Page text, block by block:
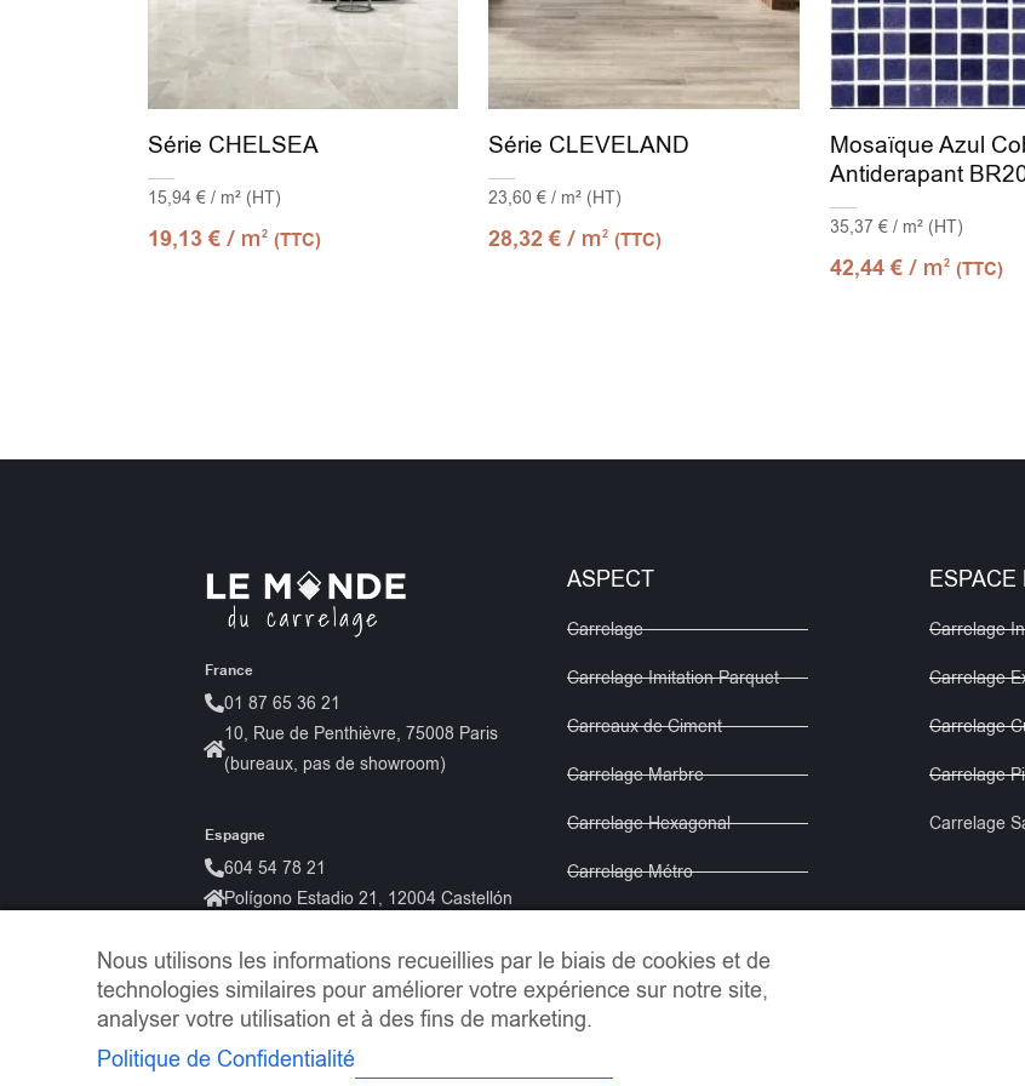
Série CHELSEA
15,94 € / m² (HT)
19,13€ / m2 (TTC)
Série CLEVELAND
23,60 € / m² (HT)
28,32€ / m2 (TTC)
Mosaïque Azul
Antiderapant
35,37 € / m² (HT)
42,44€/ m2 (TTC)
France
01 87 65 36 21
10, Rue de Penthièvre, 75008 Paris
(bureaux, pas de showroom)
Espagne
604 54 78 21
Polígono Estadio 21, 12004 Castellón
ASPECT
Carrelage
Carrelage Imitation Parquet
Carreaux de Ciment
Carrelage Marbre
Carrelage Hexagonal
Carrelage Métro
Sols Vinile
ESPACE
Carrelage
Carrelage
Carrelage
Carrelage
Carrelage
Nous utilisons les informations recueillies par le biais de cookies et de
technologies similaires pour améliorer votre expérience sur notre site,
analyser votre utilisation et à des fins de marketing.
Politique de Confidentialité